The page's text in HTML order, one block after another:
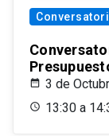
3 de
13:30 a